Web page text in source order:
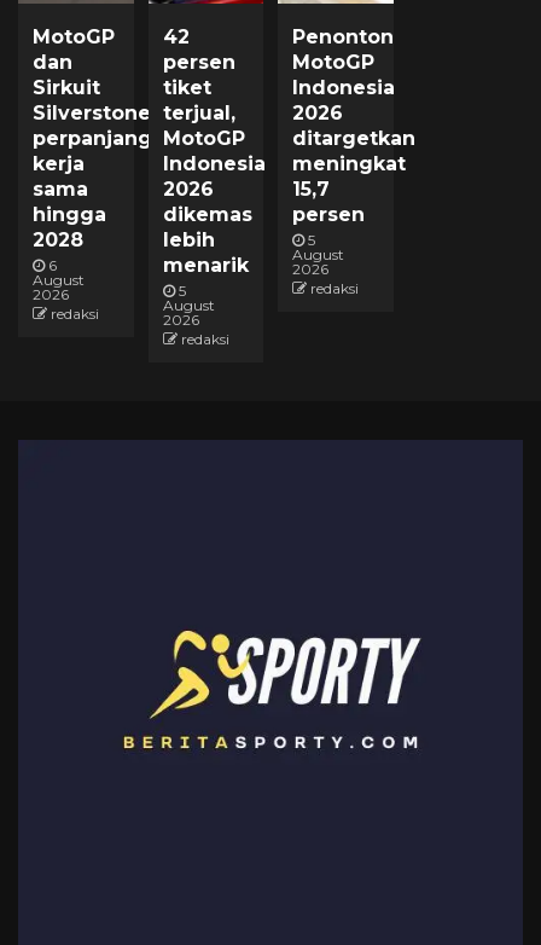
MotoGP
dan
Sirkuit
Silverstone
perpanjang
kerja
sama
hingga
2028
6
August
2026
redaksi
42
persen
tiket
terjual,
MotoGP
Indonesia
2026
dikemas
lebih
menarik
5
August
2026
redaksi
Penonton
MotoGP
Indonesia
2026
ditargetkan
meningkat
15,7
persen
5
August
2026
redaksi